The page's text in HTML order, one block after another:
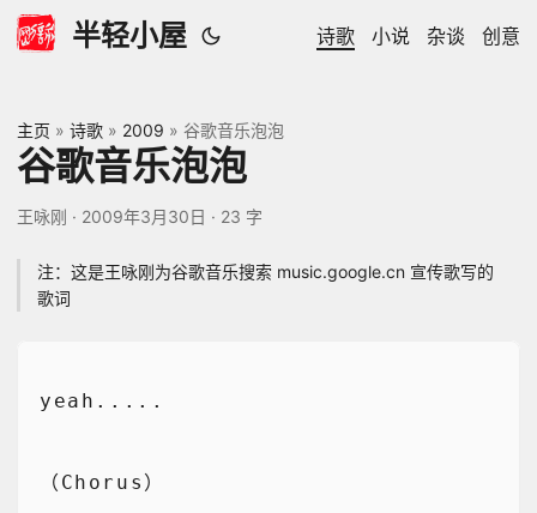
半轻小屋 诗歌 小说 杂谈 创意
主页 » 诗歌 » 2009 » 谷歌音乐泡泡
谷歌音乐泡泡
王咏刚 · 2009年3月30日 · 23 字
注：这是王咏刚为谷歌音乐搜索 music.google.cn 宣传歌写的
歌词
yeah.....
（Chorus）